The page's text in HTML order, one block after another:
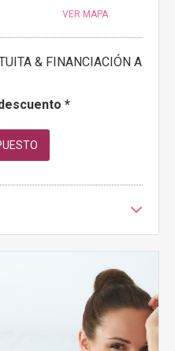
VER MAPA
& FINANCIACIÓN A
*